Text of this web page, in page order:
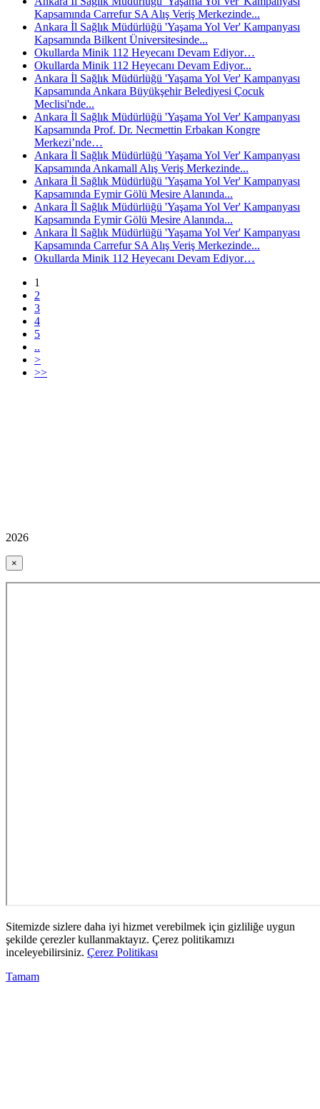
Kapsamında Carrefur SA Alış Veriş Merkezinde...
Ankara İl Sağlık Müdürlüğü 'Yaşama Yol Ver' Kampanyası
Kapsamında Bilkent Üniversitesinde...
Okullarda Minik 112 Heyecanı Devam Ediyor…
Okullarda Minik 112 Heyecanı Devam Ediyor...
Ankara İl Sağlık Müdürlüğü 'Yaşama Yol Ver' Kampanyası
Kapsamında Ankara Büyükşehir Belediyesi Çocuk
Meclisi'nde...
Ankara İl Sağlık Müdürlüğü 'Yaşama Yol Ver' Kampanyası
Kapsamında Prof. Dr. Necmettin Erbakan Kongre
Merkezi’nde…
Ankara İl Sağlık Müdürlüğü 'Yaşama Yol Ver' Kampanyası
Kapsamında Ankamall Alış Veriş Merkezinde...
Ankara İl Sağlık Müdürlüğü 'Yaşama Yol Ver' Kampanyası
Kapsamında Eymir Gölü Mesire Alanında...
Ankara İl Sağlık Müdürlüğü 'Yaşama Yol Ver' Kampanyası
Kapsamında Eymir Gölü Mesire Alanında...
Ankara İl Sağlık Müdürlüğü 'Yaşama Yol Ver' Kampanyası
Kapsamında Carrefur SA Alış Veriş Merkezinde...
Okullarda Minik 112 Heyecanı Devam Ediyor…
1
2
3
4
5
..
>
>>
2026
×
Sitemizde sizlere daha iyi hizmet verebilmek için gizliliğe uygun
şekilde çerezler kullanmaktayız. Çerez politikamızı
inceleyebilirsiniz. Çerez Politikası
Tamam